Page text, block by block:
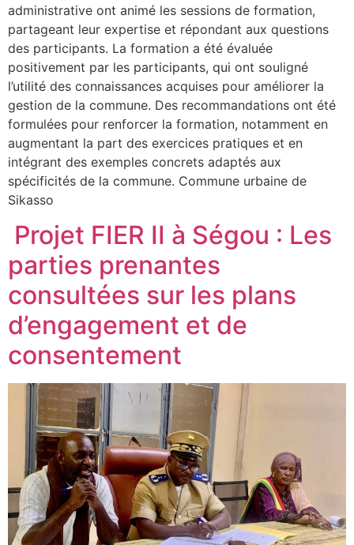
administrative ont animé les sessions de formation,
partageant leur expertise et répondant aux questions
des participants. La formation a été évaluée
positivement par les participants, qui ont souligné
l’utilité des connaissances acquises pour améliorer la
gestion de la commune. Des recommandations ont été
formulées pour renforcer la formation, notamment en
augmentant la part des exercices pratiques et en
intégrant des exemples concrets adaptés aux
spécificités de la commune. Commune urbaine de
Sikasso
‎ Projet FIER II à Ségou : Les
parties prenantes
consultées sur les plans
d’engagement et de
consentement